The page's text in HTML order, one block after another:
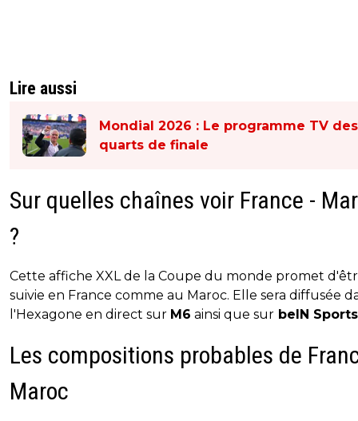
Lire aussi
Mondial 2026 : Le programme TV des
quarts de finale
Sur quelles chaînes voir France -
?
Cette affiche XXL de la Coupe du monde promet
suivie en France comme au Maroc. Elle sera diffusée
l'Hexagone en direct sur M6 ainsi que sur beIN
Les compositions probables de
Maroc